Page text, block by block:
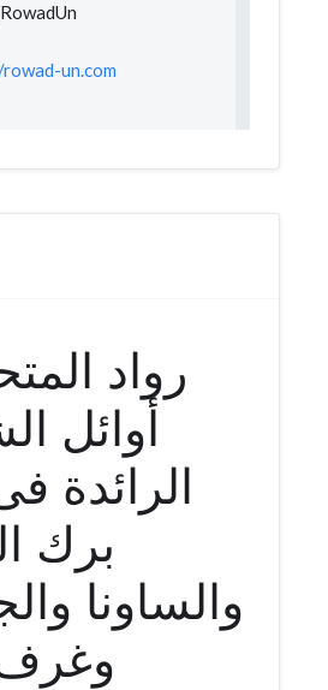
un.com
رواد
أوائل
الرائدة
برك
والساونا
وغرف